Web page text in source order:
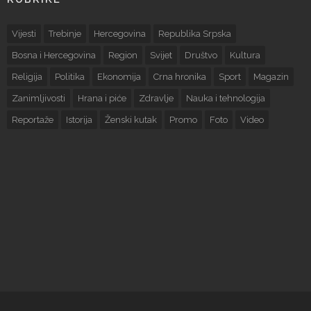
Vijesti Trebinje Hercegovina Republika Srpska
Bosna i Hercegovina Region Svijet Društvo Kultura
Religija Politika Ekonomija Crna hronika Sport Magazin
Zanimljivosti Hrana i piće Zdravlje Nauka i tehnologija
Reportaže Istorija Ženski kutak Promo Foto Video